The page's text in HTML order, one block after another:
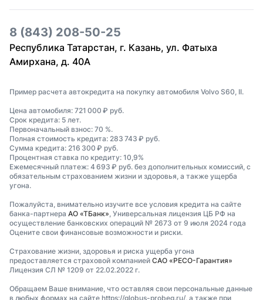
8 (843) 208-50-25
Республика Татарстан, г. Казань, ул. Фатыха
Амирхана, д. 40А
Пример расчета автокредита на покупку автомобиля Volvo S60, II.
Цена автомобиля: 721 000 ₽ руб.
Срок кредита: 5 лет.
Первоначальный взнос: 70 %.
Полная стоимость кредита: 283 743 ₽ руб.
Сумма кредита: 216 300 ₽ руб.
Процентная ставка по кредиту: 10,9%
Ежемесячный платеж: 4 693 ₽ руб. без дополнительных комиссий, с
обязательным страхованием жизни и здоровья, а также ущерба
угона.
Пожалуйста, внимательно изучите все условия кредита на сайте
банка-партнера АО «ТБанк», Универсальная лицензия ЦБ РФ на
осуществление банковских операций № 2673 от 9 июля 2024 года
Оцените свои финансовые возможности и риски.
Страхование жизни, здоровья и риска ущерба угона
предоставляется страховой компанией САО «РЕСО-Гарантия»
Лицензия СЛ № 1209 от 22.02.2022 г.
Обращаем Ваше внимание, что оставляя свои персональные данные
в любых формах на сайте https://globus-probeg.ru/, а также при